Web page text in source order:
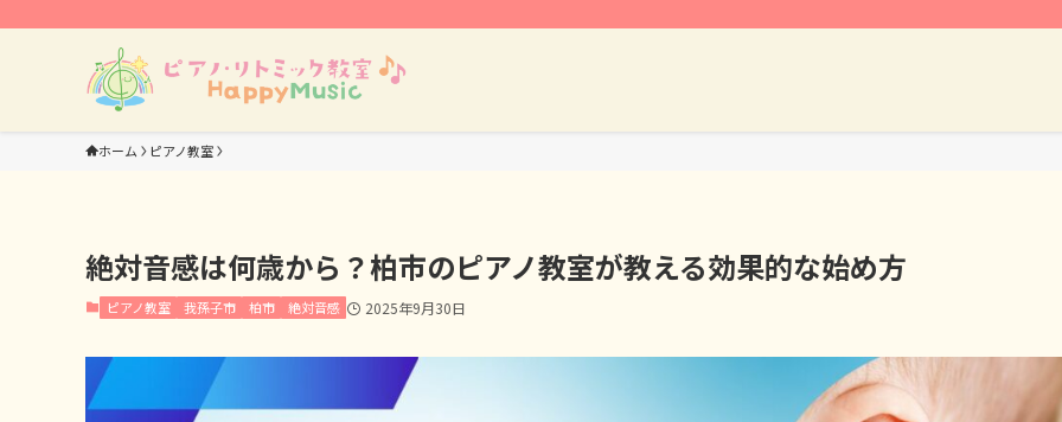
ホーム ピアノ教室
絶対音感は何歳から？柏市のピアノ教室が教える効果的な始め方
ピアノ教室 我孫子市 柏市 絶対音感 2025年9月30日